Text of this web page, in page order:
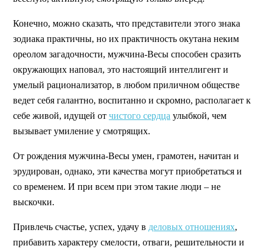
Конечно, можно сказать, что представители этого знака
зодиака практичны, но их практичность окутана неким
ореолом загадочности, мужчина-Весы способен сразить
окружающих наповал, это настоящий интеллигент и
умелый рационализатор, в любом приличном обществе
ведет себя галантно, воспитанно и скромно, располагает к
себе живой, идущей от чистого сердца улыбкой, чем
вызывает умиление у смотрящих.
От рождения мужчина-Весы умен, грамотен, начитан и
эрудирован, однако, эти качества могут приобретаться и
со временем. И при всем при этом такие люди – не
выскочки.
Привлечь счастье, успех, удачу в деловых отношениях,
прибавить характеру смелости, отваги, решительности и